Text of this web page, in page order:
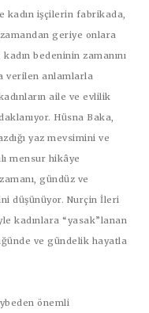
kadın işçilerin fabrikada,
geriye onlara
bedeninin zamanını
verilen anlamlarla
aile ve evlilik
Hüsna Baka,
yaz mevsimini ve
mensur hikâye
gündüz ve
düşünüyor. Nurçin İleri
kadınlara “yasak”lanan
ve gündelik hayatla
önemli